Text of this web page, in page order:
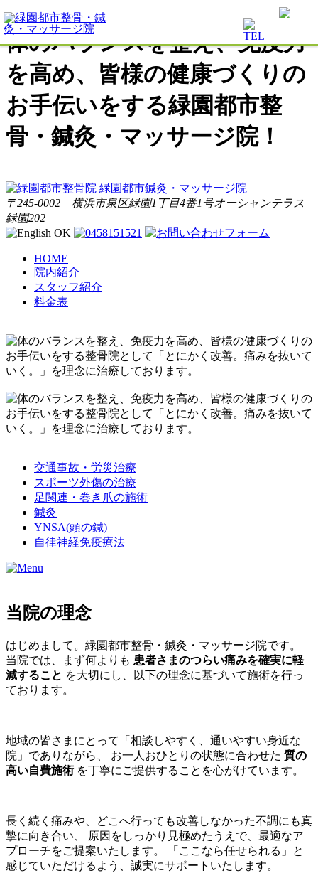
体のバランスを整え、免疫力
を高め、皆様の健康づくりの
お手伝いをする緑園都市整
骨・鍼灸・マッサージ院！
〒245-0002 横浜市泉区緑園1丁目4番1号オーシャンテラス
緑園202
HOME
院内紹介
スタッフ紹介
料金表
交通事故・労災治療
スポーツ外傷の治療
足関連・巻き爪の施術
鍼灸
YNSA(頭の鍼)
自律神経免疫療法
当院の理念
はじめまして。緑園都市整骨・鍼灸・マッサージ院です。
当院では、まず何よりも 患者さまのつらい痛みを確実に軽
減すること を大切にし、以下の理念に基づいて施術を行っ
ております。
地域の皆さまにとって「相談しやすく、通いやすい身近な
院」でありながら、 お一人おひとりの状態に合わせた 質の
高い自費施術を丁寧にご提供することを心がけています。
長く続く痛みや、どこへ行っても改善しなかった不調にも真
摯に向き合い、 原因をしっかり見極めたうえで、最適なア
プローチをご提案いたします。 「ここなら任せられる」と
感じていただけるよう、誠実にサポートいたします。